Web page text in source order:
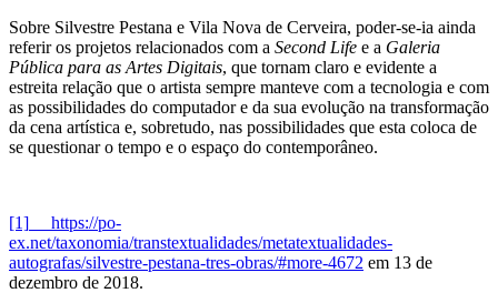
Sobre Silvestre Pestana e Vila Nova de Cerveira, poder-se-ia ainda
referir os projetos relacionados com a Second Life e a Galeria
Pública para as Artes Digitais, que tornam claro e evidente a
estreita relação que o artista sempre manteve com a tecnologia e com
as possibilidades do computador e da sua evolução na transformação
da cena artística e, sobretudo, nas possibilidades que esta coloca de
se questionar o tempo e o espaço do contemporâneo.
[1] https://po-
ex.net/taxonomia/transtextualidades/metatextualidades-
autografas/silvestre-pestana-tres-obras/#more-4672 em 13 de
dezembro de 2018.